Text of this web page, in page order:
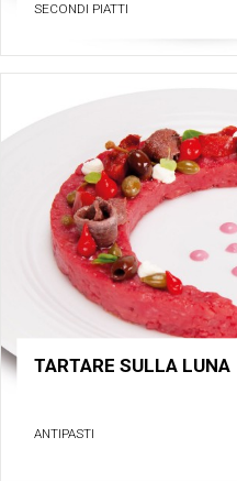
SECONDI PIATTI
TARTARE SULLA LUNA
ANTIPASTI